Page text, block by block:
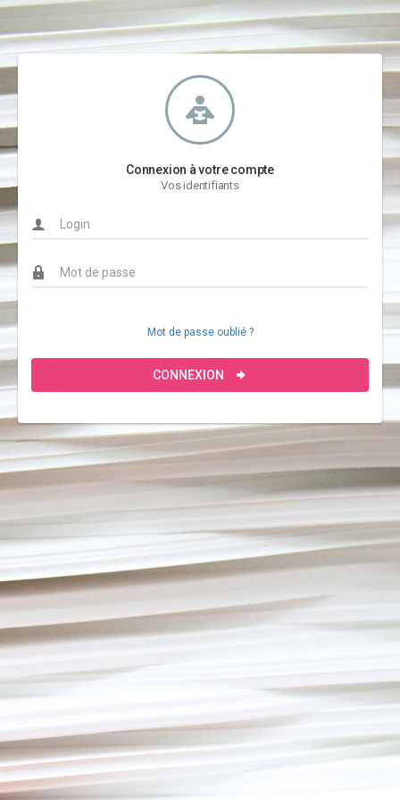
Connexion à votre compte
Vos identifiants
Mot de passe oublié ?
CONNEXION